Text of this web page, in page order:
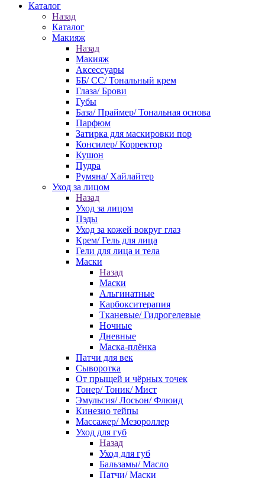
Каталог
Назад
Каталог
Макияж
Назад
Макияж
Аксессуары
ББ/ СС/ Тональный крем
Глаза/ Брови
Губы
База/ Праймер/ Тональная основа
Парфюм
Затирка для маскировки пор
Консилер/ Корректор
Кушон
Пудра
Румяна/ Хайлайтер
Уход за лицом
Назад
Уход за лицом
Пэды
Уход за кожей вокруг глаз
Крем/ Гель для лица
Гели для лица и тела
Маски
Назад
Маски
Альгинатные
Карбокситерапия
Тканевые/ Гидрогелевые
Ночные
Дневные
Маска-плёнка
Патчи для век
Сыворотка
От прыщей и чёрных точек
Тонер/ Тоник/ Мист
Эмульсия/ Лосьон/ Флюид
Кинезио тейпы
Массажер/ Мезороллер
Уход для губ
Назад
Уход для губ
Бальзамы/ Масло
Патчи/ Маски